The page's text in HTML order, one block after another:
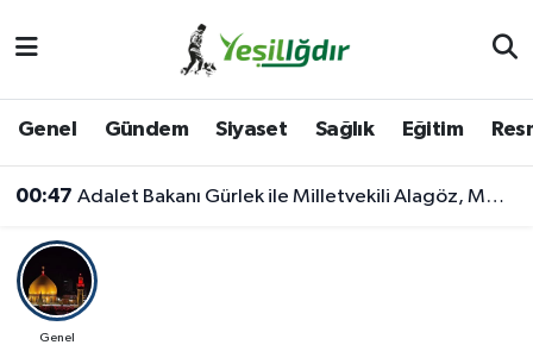
Genel Gündem Siyaset Sağlık Eğitim
00:47 Adalet Bakanı Gürlek ile Milletvekili Alagöz, MHP İl Başkanlığını Ziyaret Etti
Genel
Iğdır Trafik Yoğunluk Haritası
Süper Lig Puan Durumu ve Fikstür